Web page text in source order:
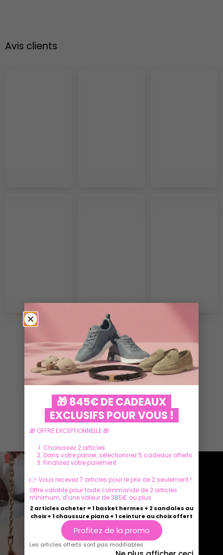
Avis clients
VOIR PLUS
Ils parlent de nous
🎁 845€ DE CADEAUX
EXCLUSIFS POUR VOUS !
🎁 OFFRE EXCEPTIONNELLE 🎁
Choisissez 2 articles
Dans votre panier, sélectionnez 5 cadeaux offerts
Finalisez votre paiement
👉 Vous recevez 7 articles pour le prix de 2 seulement !
Offre valable pour toute commande de 2 articles
minimum, d’une valeur de 385€ ou plus.
2 articles acheter = 1 basket hermes + 2 sandales au
choix + 1 chaussure piana + 1 ceinture au choix offert
Profitez de la promo
Les articles offerts sont pas modifiables